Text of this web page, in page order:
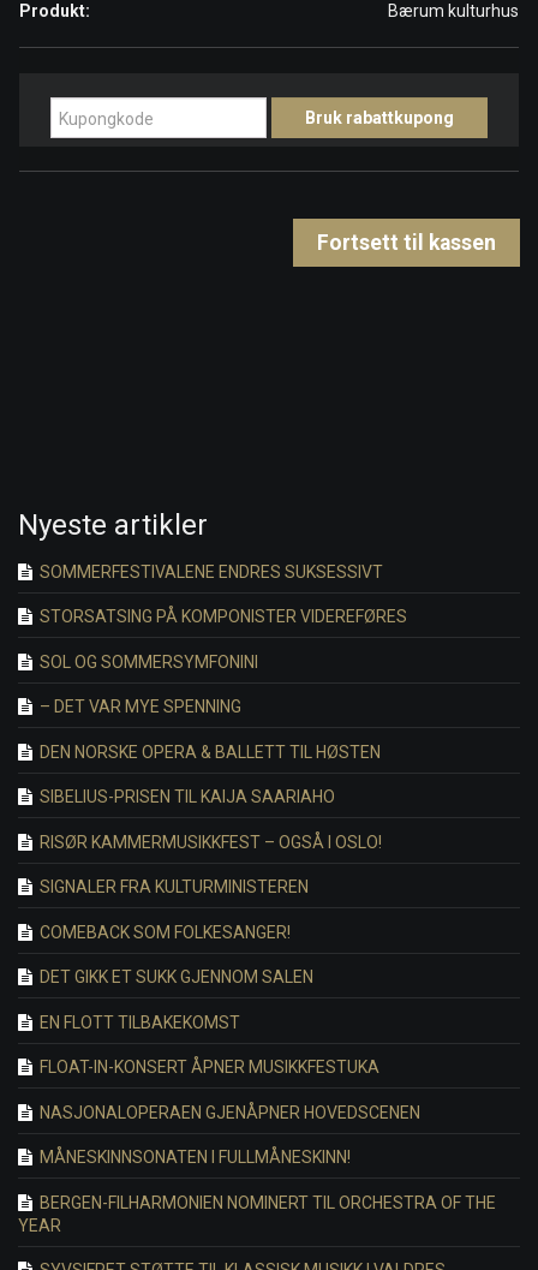
Bærum kulturhus
Fortsett til kassen
Nyeste artikler
SOMMERFESTIVALENE ENDRES SUKSESSIVT
STORSATSING PÅ KOMPONISTER VIDEREFØRES
SOL OG SOMMERSYMFONINI
– DET VAR MYE SPENNING
DEN NORSKE OPERA & BALLETT TIL HØSTEN
SIBELIUS-PRISEN TIL KAIJA SAARIAHO
RISØR KAMMERMUSIKKFEST – OGSÅ I OSLO!
SIGNALER FRA KULTURMINISTEREN
COMEBACK SOM FOLKESANGER!
DET GIKK ET SUKK GJENNOM SALEN
EN FLOTT TILBAKEKOMST
FLOAT-IN-KONSERT ÅPNER MUSIKKFESTUKA
NASJONALOPERAEN GJENÅPNER HOVEDSCENEN
MÅNESKINNSONATEN I FULLMÅNESKINN!
BERGEN-FILHARMONIEN NOMINERT TIL ORCHESTRA OF THE
YEAR